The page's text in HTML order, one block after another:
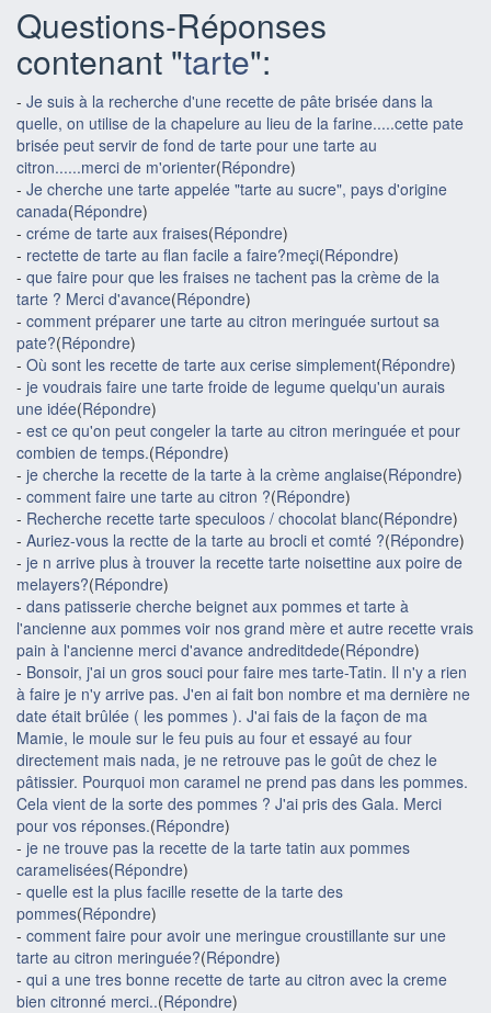
Questions-Réponses
contenant "tarte":
- Je suis à la recherche d'une recette de pâte brisée dans la
quelle, on utilise de la chapelure au lieu de la farine.....cette pate
brisée peut servir de fond de tarte pour une tarte au
citron......merci de m'orienter(Répondre)
- Je cherche une tarte appelée "tarte au sucre", pays d'origine
canada(Répondre)
- créme de tarte aux fraises(Répondre)
- rectette de tarte au flan facile a faire?meçi(Répondre)
- que faire pour que les fraises ne tachent pas la crème de la
tarte ? Merci d'avance(Répondre)
- comment préparer une tarte au citron meringuée surtout sa
pate?(Répondre)
- Où sont les recette de tarte aux cerise simplement(Répondre)
- je voudrais faire une tarte froide de legume quelqu'un aurais
une idée(Répondre)
- est ce qu'on peut congeler la tarte au citron meringuée et pour
combien de temps.(Répondre)
- je cherche la recette de la tarte à la crème anglaise(Répondre)
- comment faire une tarte au citron ?(Répondre)
- Recherche recette tarte speculoos / chocolat blanc(Répondre)
- Auriez-vous la rectte de la tarte au brocli et comté ?(Répondre)
- je n arrive plus à trouver la recette tarte noisettine aux poire de
melayers?(Répondre)
- dans patisserie cherche beignet aux pommes et tarte à
l'ancienne aux pommes voir nos grand mère et autre recette vrais
pain à l'ancienne merci d'avance andreditdede(Répondre)
- Bonsoir, j'ai un gros souci pour faire mes tarte-Tatin. Il n'y a rien
à faire je n'y arrive pas. J'en ai fait bon nombre et ma dernière ne
date était brûlée ( les pommes ). J'ai fais de la façon de ma
Mamie, le moule sur le feu puis au four et essayé au four
directement mais nada, je ne retrouve pas le goût de chez le
pâtissier. Pourquoi mon caramel ne prend pas dans les pommes.
Cela vient de la sorte des pommes ? J'ai pris des Gala. Merci
pour vos réponses.(Répondre)
- je ne trouve pas la recette de la tarte tatin aux pommes
caramelisées(Répondre)
- quelle est la plus facille resette de la tarte des
pommes(Répondre)
- comment faire pour avoir une meringue croustillante sur une
tarte au citron meringuée?(Répondre)
- qui a une tres bonne recette de tarte au citron avec la creme
bien citronné merci..(Répondre)